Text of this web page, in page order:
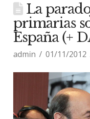
La
primarias
España (+
admin 01/11/2012